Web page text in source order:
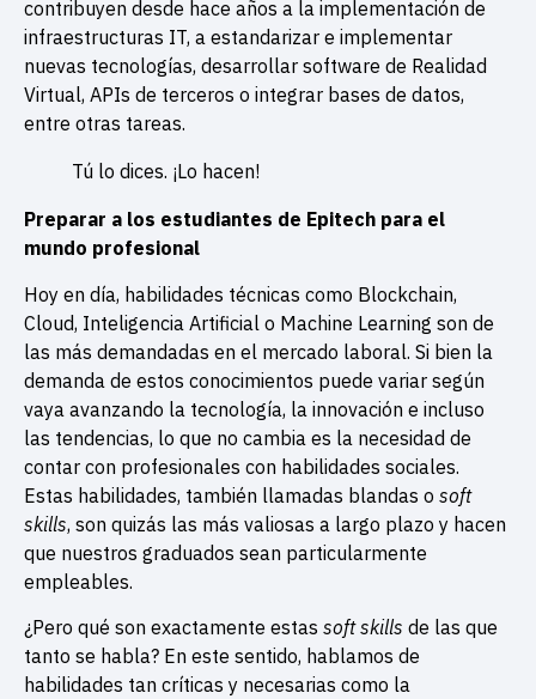
contribuyen desde hace años a la implementación de
infraestructuras IT, a estandarizar e implementar
nuevas tecnologías, desarrollar software de Realidad
Virtual, APIs de terceros o integrar bases de datos,
entre otras tareas.
Tú lo dices. ¡Lo hacen!
Preparar a los estudiantes de Epitech para el
mundo profesional
Hoy en día, habilidades técnicas como Blockchain,
Cloud, Inteligencia Artificial o Machine Learning son de
las más demandadas en el mercado laboral. Si bien la
demanda de estos conocimientos puede variar según
vaya avanzando la tecnología, la innovación e incluso
las tendencias, lo que no cambia es la necesidad de
contar con profesionales con habilidades sociales.
Estas habilidades, también llamadas blandas o soft
skills, son quizás las más valiosas a largo plazo y hacen
que nuestros graduados sean particularmente
empleables.
¿Pero qué son exactamente estas soft skills de las que
tanto se habla? En este sentido, hablamos de
habilidades tan críticas y necesarias como la